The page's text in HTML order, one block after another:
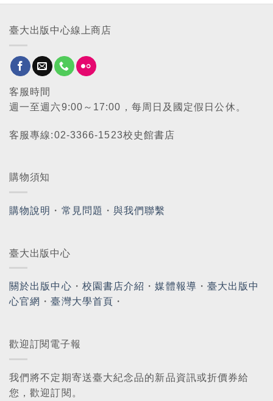
臺大出版中心線上商店
客服時間
週一至週六9:00～17:00，每周日及國定假日公休。
客服專線:02-3366-1523校史館書店
購物須知
購物說明 ・ 常見問題 ・與我們聯繫
臺大出版中心
關於出版中心 ・ 校園書店介紹 ・媒體報導 ・ 臺大出版中
心官網 ・臺灣大學首頁 ・
歡迎訂閱電子報
我們將不定期寄送臺大紀念品的新品資訊或折價券給
您，歡迎訂閱。